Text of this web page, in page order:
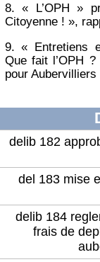
8. « L’OPH »
Citoyenne ! »,
9. « Entretiens
Que fait l’OPH
pour
delib 182
del 183 mise
delib 184
frais de